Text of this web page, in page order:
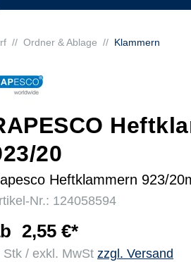
// Ordner & Ablage // Klammern
20
Heftklammern 923/
Nr.: 124058594
2,55 €*
Stk / exkl. MwSt zzgl. Versand